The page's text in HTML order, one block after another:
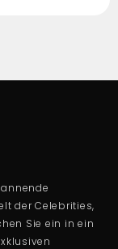
der Celebrities,
Sie ein in ein